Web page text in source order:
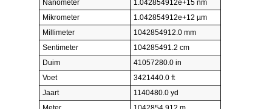
Nanometer
1.042854912e+15 nm
Mikrometer
1.042854912e+12 µm
Millimeter
1042854912.0 mm
Sentimeter
104285491.2 cm
Duim
41057280.0 in
Voet
3421440.0 ft
Jaart
1140480.0 yd